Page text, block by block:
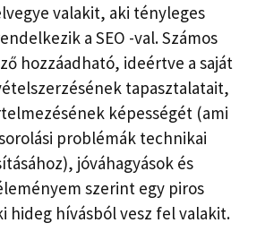
valakit, aki tényleges
a SEO -val. Számos
hozzáadható, ideértve a saját
tapasztalatait,
képességét (ami
problémák technikai
jóváhagyások és
szerint egy piros
hideg hívásból vesz fel valakit.